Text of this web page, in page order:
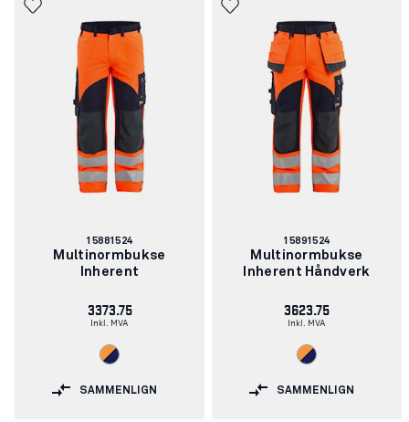
Artikkelnummer:
15881524
Multinormbukse
Inherent
3373.75
Inkl. MVA
SAMMENLIGN
Artikkelnummer:
15891524
Multinormbukse
Inherent Håndverk
3623.75
Inkl. MVA
SAMMENLIGN